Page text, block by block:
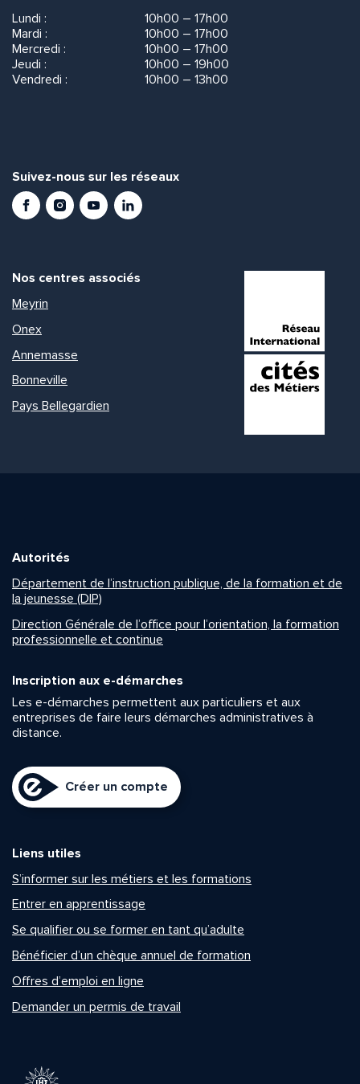
Lundi :
10h00 – 17h00
Mardi :
10h00 – 17h00
Mercredi :
10h00 – 17h00
Jeudi :
10h00 – 19h00
Vendredi :
10h00 – 13h00
Suivez-nous sur les réseaux
FacebookInstagramYoutubeLinkedIn
Nos centres associés
Meyrin
Onex
Annemasse
Bonneville
Pays Bellegardien
Autorités
Département de l’instruction publique, de la formation et de
la jeunesse (DIP)
Direction Générale de l’office pour l’orientation, la formation
professionnelle et continue
Inscription aux e-démarches
Les e-démarches permettent aux particuliers et aux
entreprises de faire leurs démarches administratives à
distance.
Créer un compte
Liens utiles
S’informer sur les métiers et les formations
Entrer en apprentissage
Se qualifier ou se former en tant qu’adulte
Bénéficier d’un chèque annuel de formation
Offres d’emploi en ligne
Demander un permis de travail